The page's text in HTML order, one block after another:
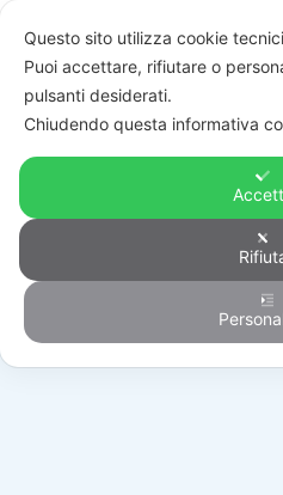
Questo sito utilizza cookie
Puoi accettare, rifiutare o
pulsanti desiderati.
Chiudendo questa informativa